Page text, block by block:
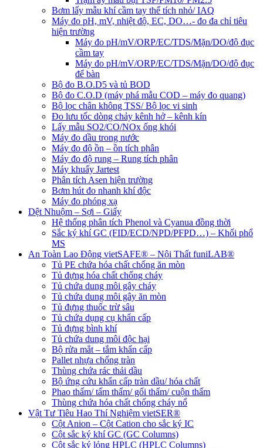
Bơm lấy mẫu khí cầm tay thể tích nhỏ/ IAQ
Máy đo pH, mV, nhiệt độ, EC, DO…- đo đa chỉ tiêu
hiện trường
Máy đo pH/mV/ORP/EC/TDS/Mặn/DO/độ đục
cầm tay
Máy đo pH/mV/ORP/EC/TDS/Mặn/DO/độ đục
để bàn
Bộ đo B.O.D5 và tủ BOD
Bộ đo C.O.D (máy phá mẫu COD – máy đo quang)
Bộ lọc chân không TSS/ Bộ lọc vi sinh
Đo lưu tốc dòng chảy kênh hở – kênh kín
Lấy mẫu SO2/CO/NOx ống khói
Máy đo dầu trong nước
Máy đo độ ồn – ồn tích phân
Máy đo độ rung – Rung tích phân
Máy khuấy Jartest
Phân tích Asen hiện trường
Bơm hút đo nhanh khí độc
Máy đo phóng xạ
Dệt Nhuộm – Sợi – Giấy
Hệ thống phân tích Phenol và Cyanua đồng thời
Sắc ký khí GC (FID/ECD/NPD/PFPD…) – Khối phổ
MS
An Toàn Lao Động vietSAFE® – Nội Thất funiLAB®
Tủ PE chứa hóa chất chống ăn mòn
Tủ đựng hóa chất chống cháy
Tủ chứa dung môi gây cháy
Tủ chứa dung môi gây ăn mòn
Tủ đựng thuốc trừ sâu
Tủ chứa dụng cụ khẩn cấp
Tủ đựng bình khí
Tủ chứa dung môi độc hại
Bộ rửa mắt – tắm khẩn cấp
Pallet nhựa chống tràn
Thùng chứa rác thải dầu
Bộ ứng cứu khẩn cấp tràn dầu/ hóa chất
Phao thấm/ tấm thấm/ gối thấm/ cuộn thấm
Thùng chứa hóa chất chống cháy nổ
Vật Tư Tiêu Hao Thí Nghiệm vietSER®
Cột Anion – Cột Cation cho sắc ký IC
Cột sắc ký khí GC (GC Columns)
Cột sắc ký lỏng HPLC (HPLC Columns)